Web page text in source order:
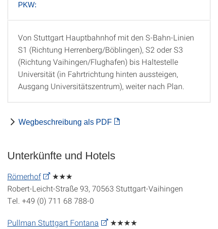
PKW:
Zug:
Von Stuttgart Hauptbahnhof mit den S-Bahn-Linien
S1 (Richtung Herrenberg/Böblingen), S2 oder S3
(Richtung Vaihingen/Flughafen) bis Haltestelle
Universität (in Fahrtrichtung hinten aussteigen,
Ausgang Universitätszentrum), weiter nach Plan.
Wegbeschreibung als PDF
Unterkünfte und Hotels
Römerhof
★★★
Robert-Leicht-Straße 93, 70563 Stuttgart-Vaihingen
Tel. +49 (0) 711 68 788-0
Pullman Stuttgart Fontana
★★★★